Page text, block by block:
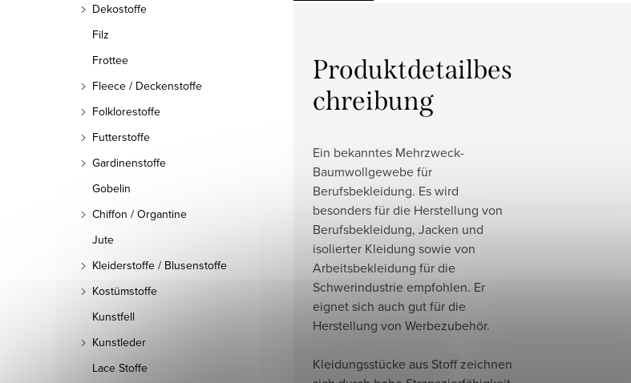
Dekostoffe
Filz
Frottee
Fleece / Deckenstoffe
Folklorestoffe
Futterstoffe
Gardinenstoffe
Gobelin
Chiffon / Organtine
Jute
Kleiderstoffe / Blusenstoffe
Kostümstoffe
Kunstfell
Kunstleder
Lace Stoffe
Produktdetailbes
chreibung
Ein bekanntes Mehrzweck-
Baumwollgewebe für
Berufsbekleidung. Es wird
besonders für die Herstellung von
Berufsbekleidung, Jacken und
isolierter Kleidung sowie von
Arbeitsbekleidung für die
Schwerindustrie empfohlen. Er
eignet sich auch gut für die
Herstellung von Werbezubehör.
Kleidungsstücke aus Stoff zeichnen